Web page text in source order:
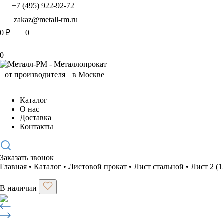
+7 (495) 922-92-72
zakaz@metall-rm.ru
0 ₽ 0
0
Каталог
О нас
Доставка
Контакты
Заказать звонок
Главная • Каталог • Листовой прокат • Лист стальной • Лист 2
В наличии